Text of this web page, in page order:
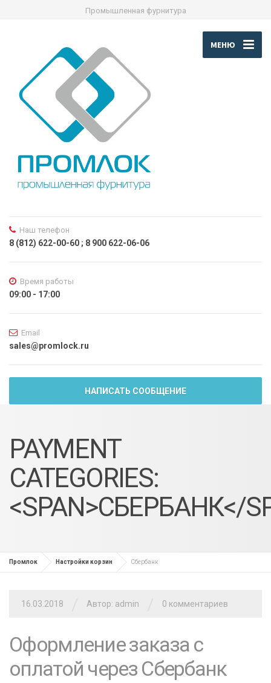
Промышленная фурнитура
МЕНЮ
Наш телефон
8 (812) 622-00-60 ; 8 900 622-06-06
Время работы
09:00 - 17:00
Email
sales@promlock.ru
НАПИСАТЬ СООБЩЕНИЕ
PAYMENT
CATEGORIES:
<SPAN>СБЕРБАНК</
Промлок Настройки корзин Сбербанк
16.03.2018 Автор: admin 0 комментариев
Оформление заказа с
оплатой через Сбербанк